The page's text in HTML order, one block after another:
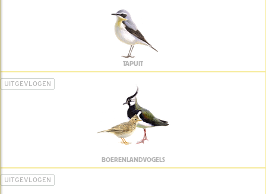
TAPUIT
UITGEVLOGEN
BOERENLANDVOGELS
UITGEVLOGEN